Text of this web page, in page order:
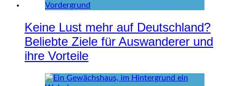
Keine Lust mehr auf Deutschland?
Beliebte Ziele für Auswanderer und
ihre Vorteile